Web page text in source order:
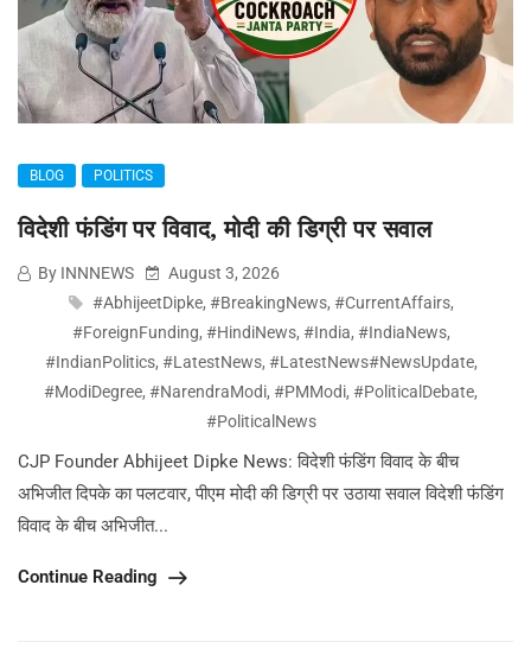
BLOG POLITICS
विदेशी फंडिंग पर विवाद, मोदी की डिग्री पर सवाल
By INNNEWS
August 3, 2026
#AbhijeetDipke, #BreakingNews, #CurrentAffairs,
#ForeignFunding, #HindiNews, #India, #IndiaNews,
#IndianPolitics, #LatestNews, #LatestNews#NewsUpdate,
#ModiDegree, #NarendraModi, #PMModi, #PoliticalDebate,
#PoliticalNews
CJP Founder Abhijeet Dipke News: विदेशी फंडिंग विवाद के बीच
अभिजीत दिपके का पलटवार, पीएम मोदी की डिग्री पर उठाया सवाल विदेशी फंडिंग
विवाद के बीच अभिजीत...
Continue Reading